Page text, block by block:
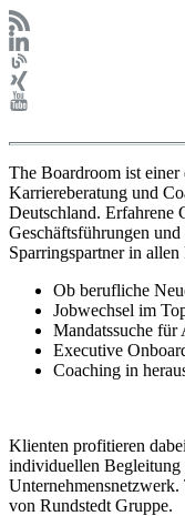
The Boardroom ist
Karriereberatung und
Deutschland. Erfahrene
Geschäftsführungen
Sparringspartner in
Ob berufliche
Jobwechsel im
Mandatssuche für
Executive
Coaching in
Klienten profitieren
individuellen Begleitung
von Rundstedt Gruppe.